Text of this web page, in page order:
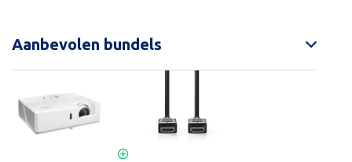
Aanbevolen bundels